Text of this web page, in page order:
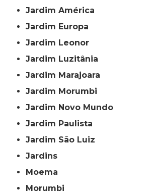
Jardim América
Jardim Europa
Jardim Leonor
Jardim Luzitânia
Jardim Marajoara
Jardim Morumbi
Jardim Novo Mundo
Jardim Paulista
Jardim São Luiz
Jardins
Moema
Morumbi